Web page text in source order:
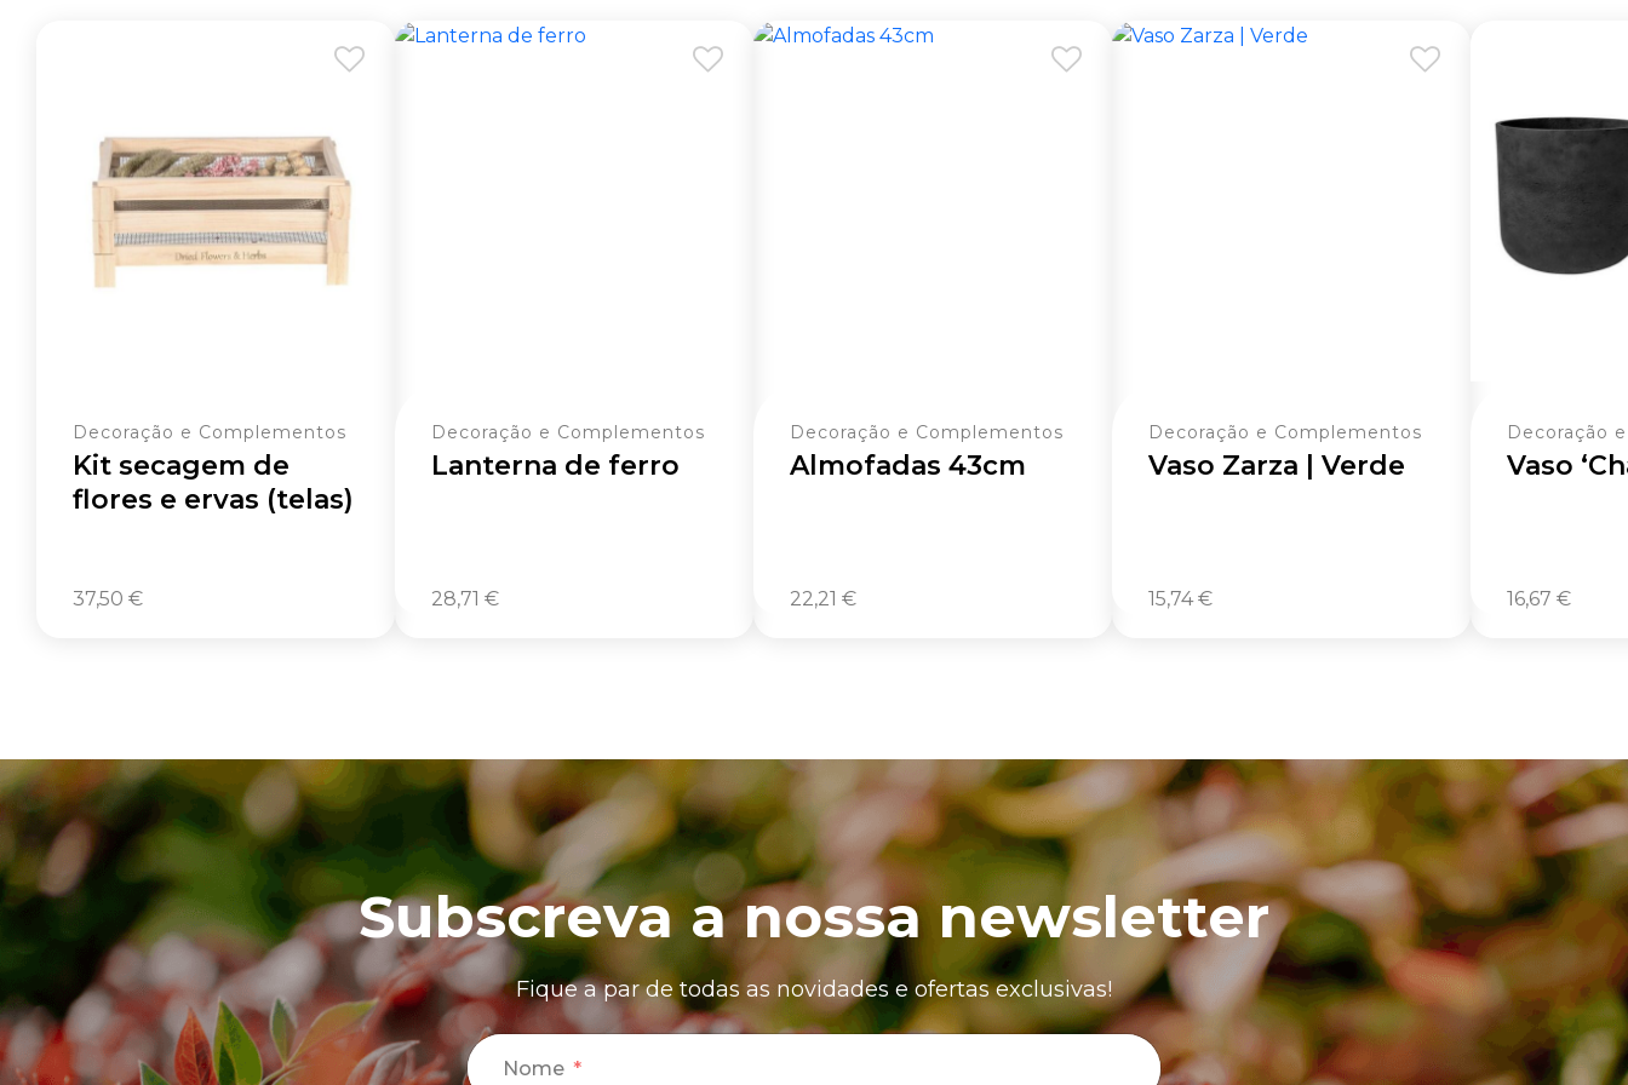
Decoração e Complementos
Kit secagem de
flores e ervas (telas)
37,50 €
Decoração e Complementos
Lanterna de ferro
28,71 €
Decoração e Complementos
Almofadas 43cm
22,21 €
Decoração e Complementos
Vaso Zarza | Verde
15,74€
Decoração
Vaso
16,67 €
Subscreva a nossa newsletter
Fique a par de todas as novidades e ofertas exclusivas!
Nome